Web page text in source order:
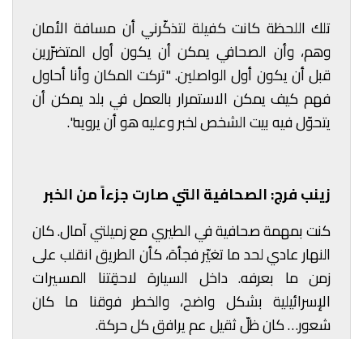
تلك اللحظة كانت كفيلة لتذكّرني أن مسافة الأمان
وهم، وأن الصحافي يمكن أن يكون أول المتضرّرين
قبل أن يكون أول الواصلين. "تركت المكان وأنا أحاول
فهم كيف يمكن الاستمرار بالعمل في بلد يمكن أن
يتحوّل فيه بيت الشخص لخبر وعليه هو أن يرويه".
زينب فرج: الصحافية التي صارت جزءاً من الخبر
كنت بمهمة صحافية في الطيري مع زميلتي آمال. كان
النهار عادي لحد ما تغيّر فجأة، كأن الطريق انقلب على
زمن ما بعرفه. داخل السيارة لاحقِتنا المسيرات
الإسرائيلية بشكل واضح، والخطر فوقنا ما كان
شعور… كان ظلّ ثقيل عم يرافق كل حركة.